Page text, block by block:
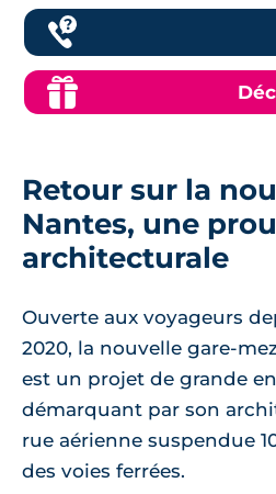
Retour sur la
Nantes, une
architecturale
Ouverte aux voyageurs
2020, la nouvelle gare-
est un projet de grande
démarquant par son
rue aérienne suspendue
des voies ferrées.